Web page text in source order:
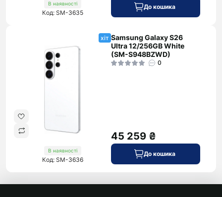
В наявності
Код: SM-3635
До кошика
хіт
В наявності
Код: SM-3636
Samsung Galaxy S26
Ultra 12/256GB White
(SM-S948BZWD)
0
45 259 ₴
До кошика